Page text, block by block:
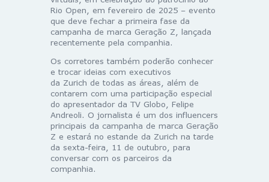
Rio Open, em fevereiro de 2025 – evento
que deve fechar a primeira fase da
campanha de marca Geração Z, lançada
recentemente pela companhia.
Os corretores também poderão conhecer
e trocar ideias com executivos
da Zurich de todas as áreas, além de
contarem com uma participação especial
do apresentador da TV Globo, Felipe
Andreoli. O jornalista é um dos influencers
principais da campanha de marca Geração
Z e estará no estande da Zurich na tarde
da sexta-feira, 11 de outubro, para
conversar com os parceiros da
companhia.